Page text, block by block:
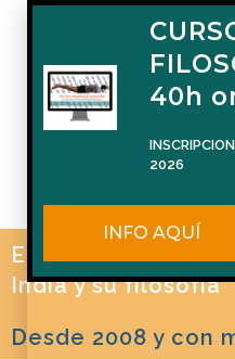
El blog de Naren
India y su filosofía
Desde 2008 y con
40h
2026
INFO AQUÍ